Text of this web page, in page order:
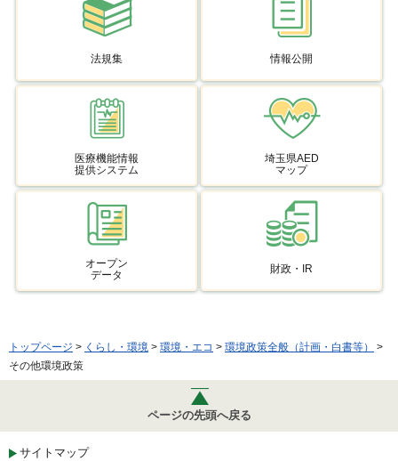
法規集 情報公開
医療機能情報
提供システム
埼玉県AED
マップ
オープン
データ
財政・IR
トップページ > くらし・環境 > 環境・エコ > 環境政策全般（計画・白書等）
>
その他環境政策
ページの先頭へ戻る
サイトマップ